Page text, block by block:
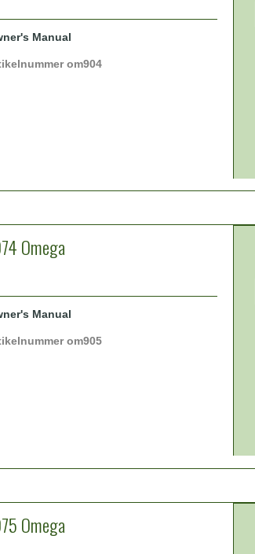
Manual
om904
Omega
Manual
om905
Omega